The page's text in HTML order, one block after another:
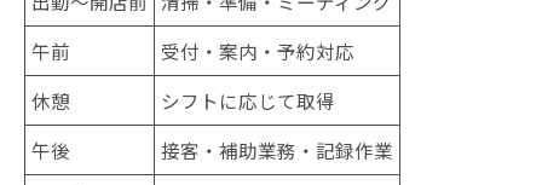
午前
受付・案内・予約対応
休憩
シフトに応じて取得
午後
接客・補助業務・記録作業